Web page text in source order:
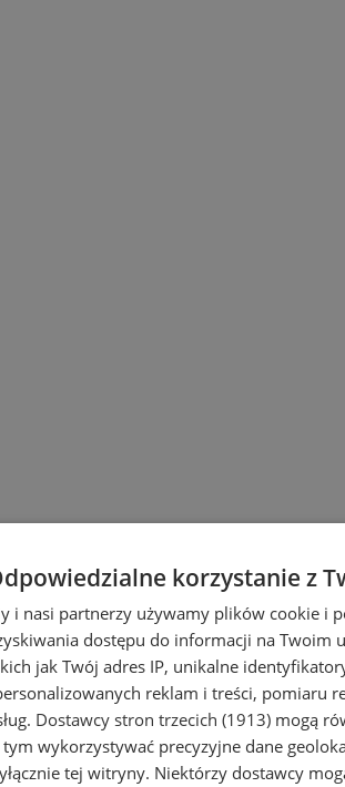
korzystanie z
i nasi partnerzy używamy plików cookie i
dostępu do informacji na Twoim
jak Twój adres IP, unikalne
reklam i treści, pomiaru
Dostawcy stron trzecich (1913) mogą
wykorzystywać precyzyjne dane
tej witryny. Niektórzy dostawcy